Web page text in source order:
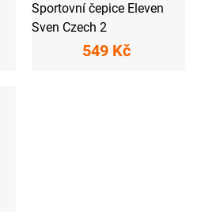
Sportovní čepice Eleven
Sven Czech 2
549 Kč